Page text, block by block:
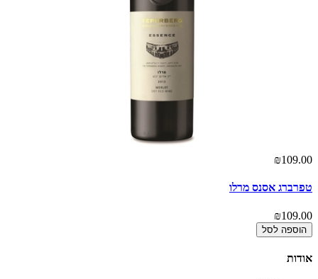
₪109.00
טפרברג אסנס מרלו
₪109.00
הוספה לסל
אודות